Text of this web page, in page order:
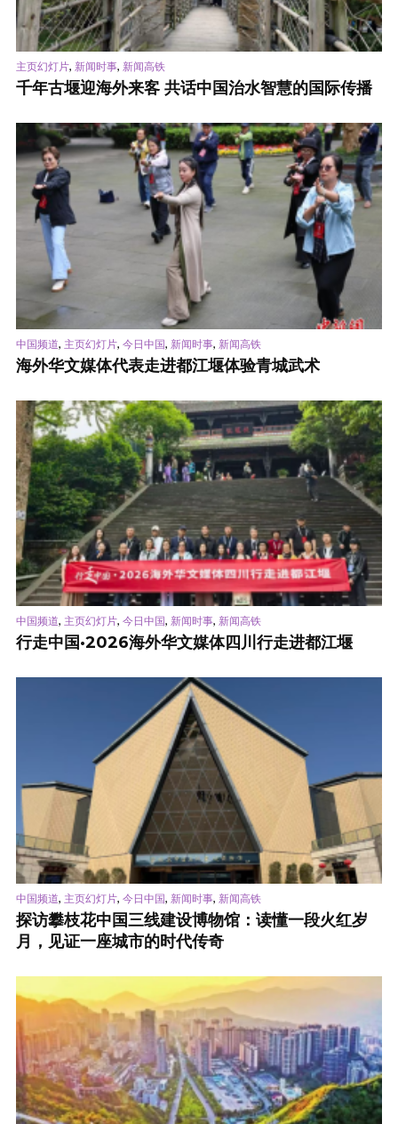
主页幻灯片, 新闻时事, 新闻高铁
千年古堰迎海外来客 共话中国治水智慧的国际传播
中国频道, 主页幻灯片, 今日中国, 新闻时事, 新闻高铁
海外华文媒体代表走进都江堰体验青城武术
中国频道, 主页幻灯片, 今日中国, 新闻时事, 新闻高铁
行走中国·2026海外华文媒体四川行走进都江堰
中国频道, 主页幻灯片, 今日中国, 新闻时事, 新闻高铁
探访攀枝花中国三线建设博物馆：读懂一段火红岁
月，见证一座城市的时代传奇